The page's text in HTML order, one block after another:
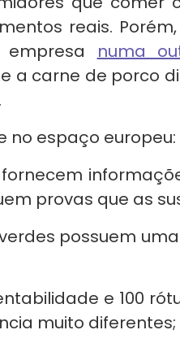
reais.
numa
a carne de porco
no espaço europeu:
provas que as
possuem
e 100
muito diferentes;